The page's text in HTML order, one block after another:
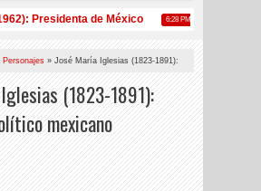
Presidenta de México 6:28 PM
México:
a China como principal exportador de EE UU
Personajes » José María Iglesias (1823-1891):
(1823-1891):
mexicano